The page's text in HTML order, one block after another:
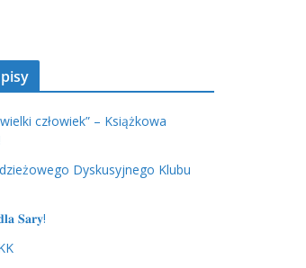
człowiek” – Książkowa
Dyskusyjnego Klubu
𝐒𝐚𝐫𝐲!